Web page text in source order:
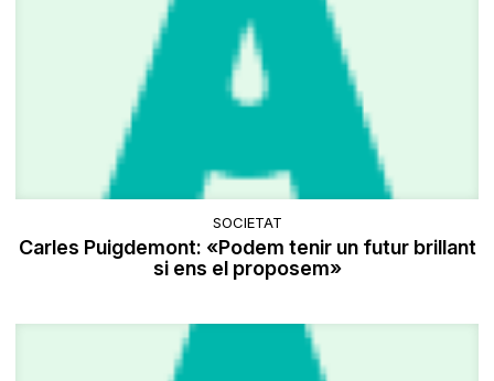
SOCIETAT
Carles Puigdemont: «Podem tenir un futur brillant
si ens el proposem»